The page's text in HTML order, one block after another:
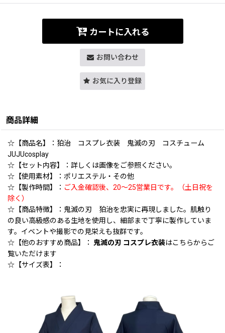
カートに入れる
お問い合わせ
お気に入り登録
商品詳細
☆【商品名】：狛治 コスプレ衣装 鬼滅の刃 コスチューム
JUJUcosplay
☆【セット内容】：詳しくは画像をご参照ください。
☆【使用素材】：ポリエステル・その他
☆【製作時間】： ご入金確認後、20〜25営業日です。（土日祝を
除く）
☆【商品特徴】：鬼滅の刃 狛治を忠実に再現しました。肌触り
の良い高級感のある生地を使用し、細部まで丁寧に製作していま
す。イベントや撮影での見栄えも抜群です。
☆【他のおすすめ商品】：
鬼滅の刃 コスプレ衣装はこちらからご
覧いただけます
☆【サイズ表】：